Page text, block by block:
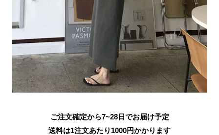
ご注文確定から7~28日でお届け予定
送料は1注文あたり 1000円かかります